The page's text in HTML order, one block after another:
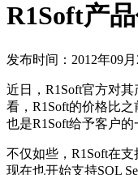
R1Soft产
发布时间：2012年09月
近日，R1Soft官方对
看，R1Soft的价格比
也是R1Soft给予客户的
不仅如些，R1Soft在
现在也开始支持SQL